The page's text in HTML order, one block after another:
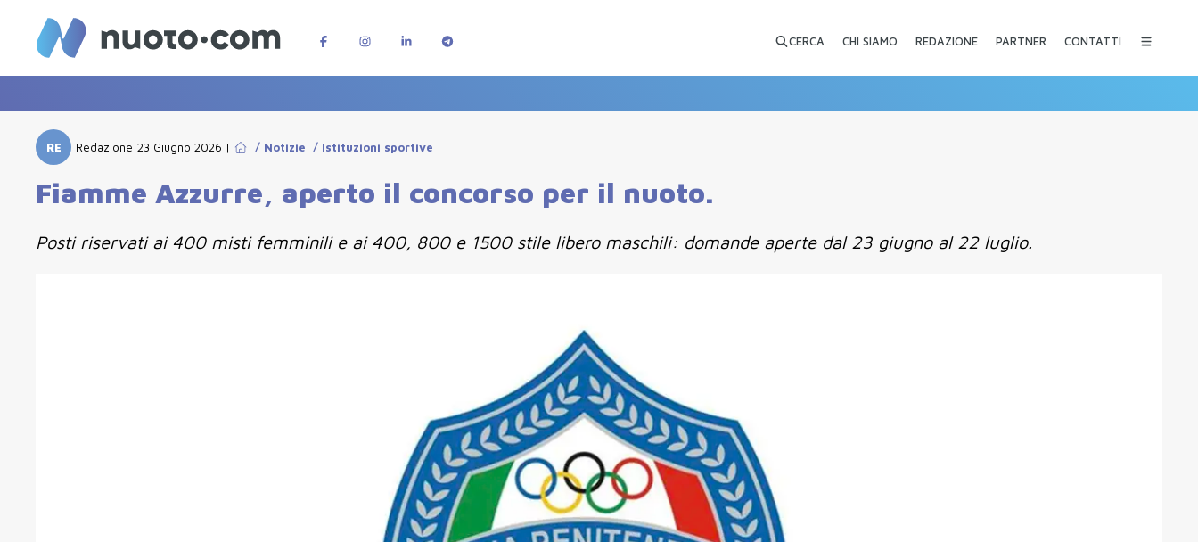
CERCA CHI SIAMO REDAZIONE PARTNER CONTATTI
RE Redazione 23 Giugno 2026 | / Notizie / Istituzioni sportive
Fiamme Azzurre, aperto il concorso per il nuoto.
Posti riservati ai 400 misti femminili e ai 400, 800 e 1500 stile libero maschili: domande aperte dal 23 giugno al 22 luglio.